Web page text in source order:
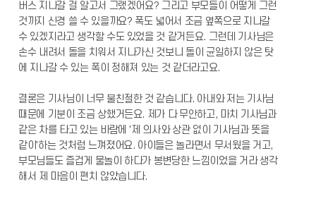
버스 지나갈 걸 알고서 그랬겠어요? 그리고 부모들이 어떻게 그런
것까지 신경 쓸 수 있을까요? 폭도 넓어서 조금 옆쪽으로 지나갈
수 있겠지라고 생각할 수도 있었을 것 같거든요. 그런데 기사님은
손수 내려서 돌을 치워서 지나가신 것보니 돌이 균일하지 않은 탓
에 지나갈 수 있는 폭이 정해져 있는 것 같더라고요.
결론은 기사님이 너무 불친절한 것 같습니다. 아내와 저는 기사님
때문에 기분이 조금 상했거든요. 제가 다 무안하고, 마치 기사님과
같은 차를 타고 있는 바람에 '제 의사와 상관 없이 기사님과 뜻을
같이'하는 것처럼 느껴졌어요. 아이들은 놀라면서 무서웠을 거고,
부모님들도 즐겁게 물놀이 하다가 봉변당한 느낌이었을 거라 생각
해서 제 마음이 편치 않았습니다.